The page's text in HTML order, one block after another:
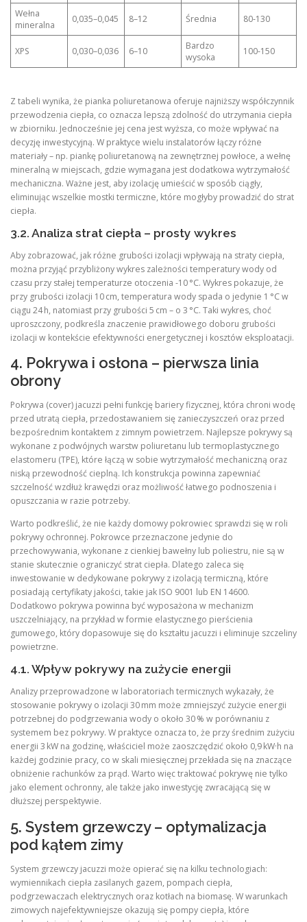
Wełna
mineralna
0,035–0,045 8–12 Średnia 80‑130
XPS 0,030–0,036 6–10
Bardzo
wysoka
100‑150
Z tabeli wynika, że pianka poliuretanowa oferuje najniższy współczynnik
przewodzenia ciepła, co oznacza lepszą zdolność do utrzymania ciepła
w zbiorniku. Jednocześnie jej cena jest wyższa, co może wpływać na
decyzję inwestycyjną. W praktyce wielu instalatorów łączy różne
materiały – np. piankę poliuretanową na zewnętrznej powłoce, a wełnę
mineralną w miejscach, gdzie wymagana jest dodatkowa wytrzymałość
mechaniczna. Ważne jest, aby izolację umieścić w sposób ciągły,
eliminując wszelkie mostki termiczne, które mogłyby prowadzić do strat
ciepła.
3.2. Analiza strat ciepła – prosty wykres
Aby zobrazować, jak różne grubości izolacji wpływają na straty ciepła,
można przyjąć przybliżony wykres zależności temperatury wody od
czasu przy stałej temperaturze otoczenia -10 °C. Wykres pokazuje, że
przy grubości izolacji 10 cm, temperatura wody spada o jedynie 1 °C w
ciągu 24 h, natomiast przy grubości 5 cm – o 3 °C. Taki wykres, choć
uproszczony, podkreśla znaczenie prawidłowego doboru grubości
izolacji w kontekście efektywności energetycznej i kosztów eksploatacji.
4. Pokrywa i osłona – pierwsza linia
obrony
Pokrywa (cover) jacuzzi pełni funkcję bariery fizycznej, która chroni wodę
przed utratą ciepła, przedostawaniem się zanieczyszczeń oraz przed
bezpośrednim kontaktem z zimnym powietrzem. Najlepsze pokrywy są
wykonane z podwójnych warstw poliuretanu lub termoplastycznego
elastomeru (TPE), które łączą w sobie wytrzymałość mechaniczną oraz
niską przewodność cieplną. Ich konstrukcja powinna zapewniać
szczelność wzdłuż krawędzi oraz możliwość łatwego podnoszenia i
opuszczania w razie potrzeby.
Warto podkreślić, że nie każdy domowy pokrowiec sprawdzi się w roli
pokrywy ochronnej. Pokrowce przeznaczone jedynie do
przechowywania, wykonane z cienkiej bawełny lub poliestru, nie są w
stanie skutecznie ograniczyć strat ciepła. Dlatego zaleca się
inwestowanie w dedykowane pokrywy z izolacją termiczną, które
posiadają certyfikaty jakości, takie jak ISO 9001 lub EN 14600.
Dodatkowo pokrywa powinna być wyposażona w mechanizm
uszczelniający, na przykład w formie elastycznego pierścienia
gumowego, który dopasowuje się do kształtu jacuzzi i eliminuje szczeliny
powietrzne.
4.1. Wpływ pokrywy na zużycie energii
Analizy przeprowadzone w laboratoriach termicznych wykazały, że
stosowanie pokrywy o izolacji 30 mm może zmniejszyć zużycie energii
potrzebnej do podgrzewania wody o około 30 % w porównaniu z
systemem bez pokrywy. W praktyce oznacza to, że przy średnim zużyciu
energii 3 kW na godzinę, właściciel może zaoszczędzić około 0,9 kW·h na
każdej godzinie pracy, co w skali miesięcznej przekłada się na znaczące
obniżenie rachunków za prąd. Warto więc traktować pokrywę nie tylko
jako element ochronny, ale także jako inwestycję zwracającą się w
dłuższej perspektywie.
5. System grzewczy – optymalizacja
pod kątem zimy
System grzewczy jacuzzi może opierać się na kilku technologiach:
wymiennikach ciepła zasilanych gazem, pompach ciepła,
podgrzewaczach elektrycznych oraz kotłach na biomasę. W warunkach
zimowych najefektywniejsze okazują się pompy ciepła, które